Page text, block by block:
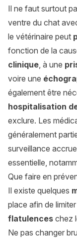
Il ne faut surtout
ventre du chat
le vétérinaire peut
fonction de la
clinique, à une
voire une
également être
hospitalisation
exclure. Les
généralement
surveillance accrue
essentielle,
Que faire en
Il existe quelques
place afin de limiter
flatulences chez
Ne pas changer